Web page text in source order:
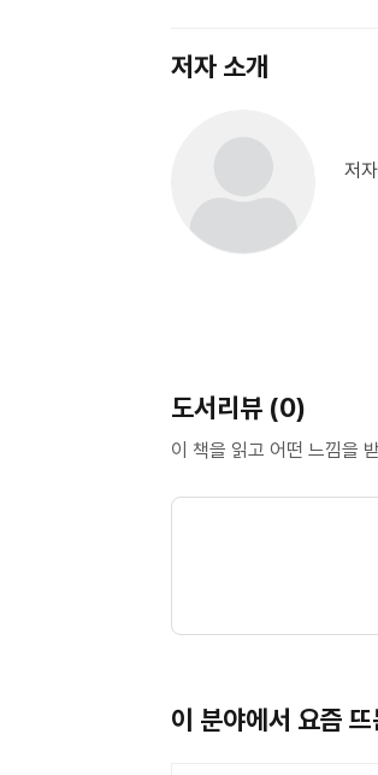
저자 소개
저
도서리뷰 (0)
이 책을 읽고 어떤 느낌을
이 분야에서 요즘 뜨